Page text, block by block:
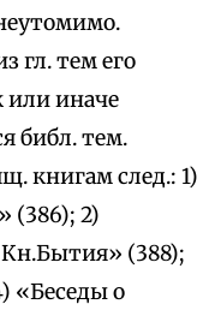
гл. тем его
или иначе
библ. тем.
книгам след.: 1)
(386); 2)
Кн.Бытия» (388);
«Беседы о